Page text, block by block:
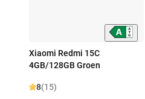
Xiaomi Redmi 15C
4GB/128GB Groen
8(15)